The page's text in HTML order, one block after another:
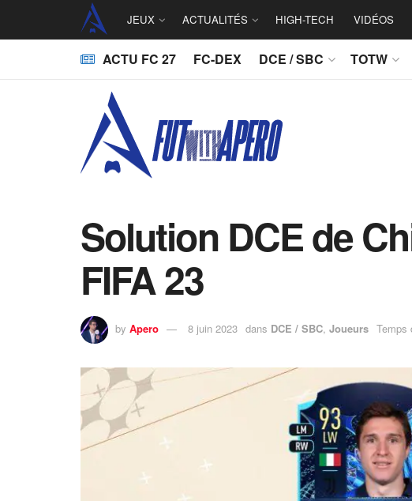
JEUX ACTUALITÉS HIGH-TECH VIDÉOS
ACTU FC 27 FC-DEX DCE / SBC TOTW
Solution DCE de
FIFA 23
by Apero 8 juin 2023 dans DCE / SBC, Joueurs Temps